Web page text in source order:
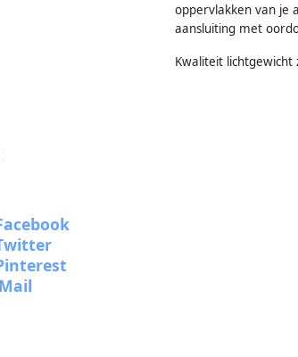
oppervlakken van je
aansluiting met
Kwaliteit